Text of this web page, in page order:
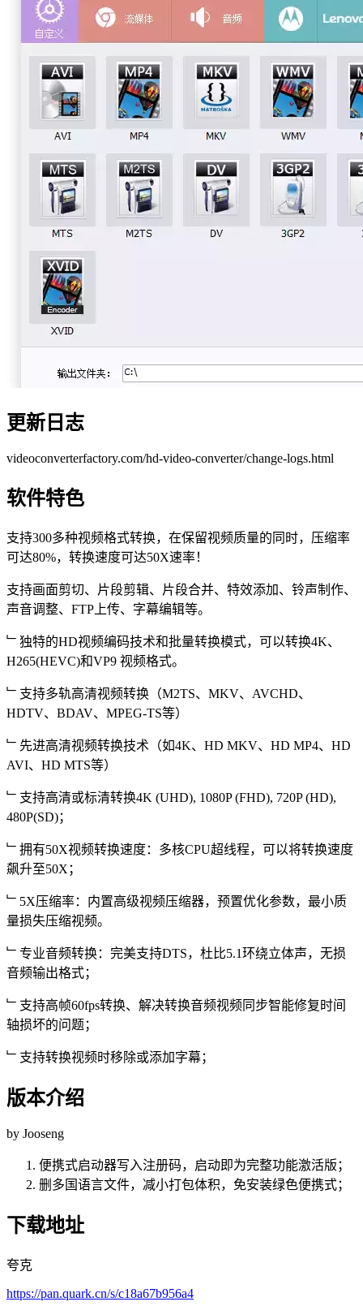
更新日志
videoconverterfactory.com/hd-video-converter/change-logs.html
软件特色
支持300多种视频格式转换，在保留视频质量的同时，压缩率
可达80%，转换速度可达50X速率！
支持画面剪切、片段剪辑、片段合并、特效添加、铃声制作、
声音调整、FTP上传、字幕编辑等。
﹂独特的HD视频编码技术和批量转换模式，可以转换4K、
H265(HEVC)和VP9 视频格式。
﹂支持多轨高清视频转换（M2TS、MKV、AVCHD、
HDTV、BDAV、MPEG-TS等）
﹂先进高清视频转换技术（如4K、HD MKV、HD MP4、HD
AVI、HD MTS等）
﹂支持高清或标清转换4K (UHD), 1080P (FHD), 720P (HD),
480P(SD)；
﹂拥有50X视频转换速度：多核CPU超线程，可以将转换速度
飙升至50X；
﹂5X压缩率：内置高级视频压缩器，预置优化参数，最小质
量损失压缩视频。
﹂专业音频转换：完美支持DTS，杜比5.1环绕立体声，无损
音频输出格式；
﹂支持高帧60fps转换、解决转换音频视频同步智能修复时间
轴损坏的问题；
﹂支持转换视频时移除或添加字幕；
版本介绍
by Jooseng
便携式启动器写入注册码，启动即为完整功能激活版；
删多国语言文件，减小打包体积，免安装绿色便携式；
下载地址
夸克
https://pan.quark.cn/s/c18a67b956a4